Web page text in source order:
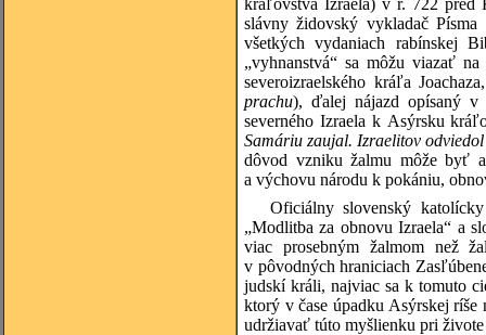
kráľovstva Izraela) v r. 722 pred
slávny židovský vykladač
všetkých vydaniach rabínskej
„vyhnanstvá“ sa môžu viazať
severoizraelského kráľa
prachu), ďalej nájazd opísaný
severného Izraela k Asýrsku
Samáriu zaujal. Izraelitov
dôvod vzniku žalmu môže byť
a výchovu národu k pokániu,
Oficiálny slovenský
„Modlitba za obnovu Izraela“ a
viac prosebným žalmom než
v pôvodných hraniciach
judskí králi, najviac sa k tomuto
ktorý v čase úpadku Asýrskej ríše
udržiavať túto myšlienku pri